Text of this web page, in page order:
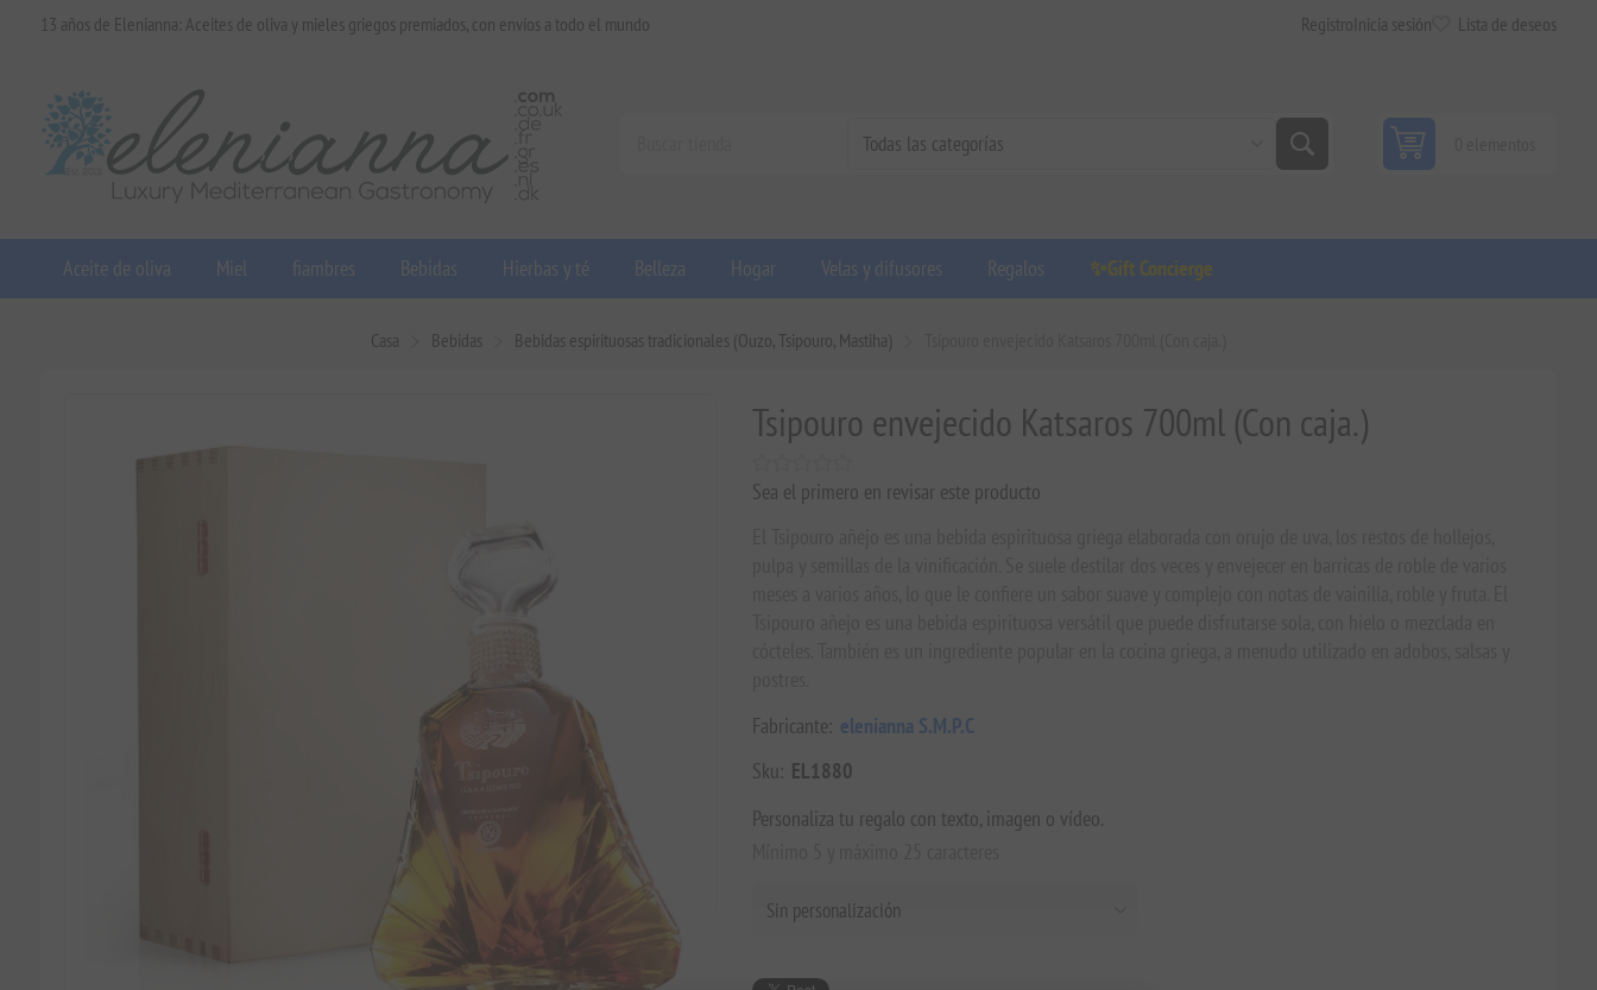
13 años de Elenianna: Aceites de oliva y mieles griegos premiados, con envíos a todo el mundo Registro Inicia sesión Lista de deseos
Aceite de oliva Miel fiambres Bebidas Hierbas y té Belleza Hogar Velas y difusores Regalos ✨Gift Concierge
Casa Bebidas Bebidas espirituosas tradicionales (Ouzo, Tsipouro, Mastiha)
Tsipouro envejecido Katsaros 700ml (Con caja.)
Sea el primero en revisar este producto
Fabricante: elenianna S.M.P.C
Sku: EL1880
Personaliza tu regalo con texto, imagen o vídeo.